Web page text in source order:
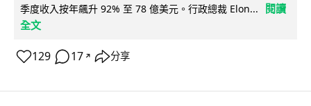
季度收入按年飆升 92% 至 78 億美元。行政總裁 Elon...
閱讀
全文
129 17 ↗ 分享